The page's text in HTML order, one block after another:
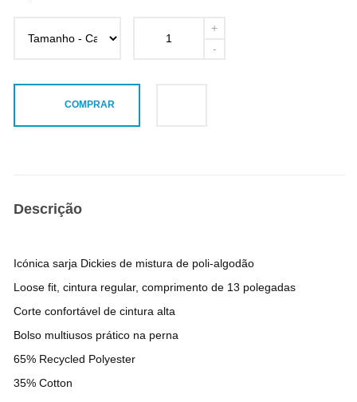
COMPRAR
Descrição
Icónica sarja Dickies de mistura de poli-algodão
Loose fit, cintura regular, comprimento de 13 polegadas
Corte confortável de cintura alta
Bolso multiusos prático na perna
65% Recycled Polyester
35% Cotton